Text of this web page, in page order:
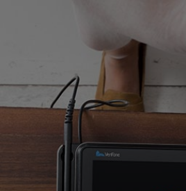
Για επιχειρήσεις
Για τον κόσμο
Για καινοτόμους